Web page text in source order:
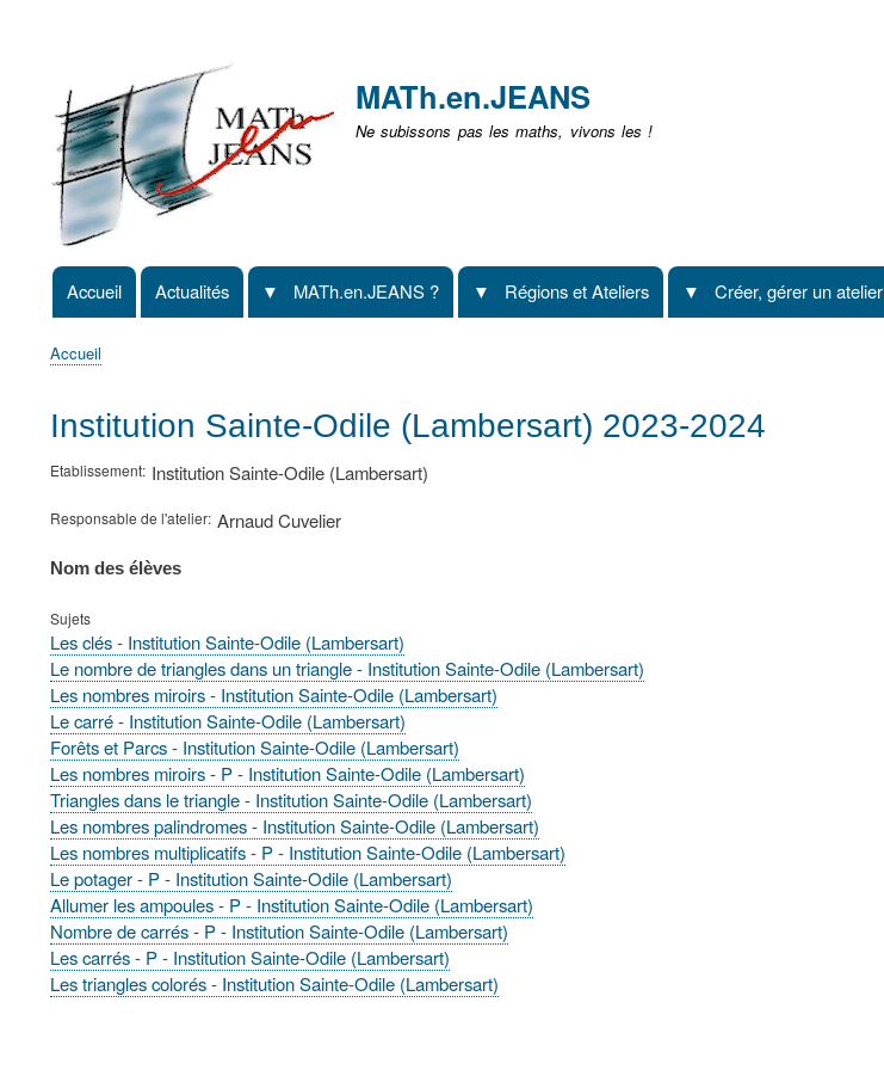
non
identifié
MATh.en.JEANS
Ne subissons pas les maths, vivons les !
Navigation
principale
Accueil Actualités MATh.en.JEANS ? Régions et Ateliers Créer, gérer un atelier
d'Ariane
Accueil
Institution Sainte-Odile (Lambersart) 2023-2024
Etablissement Institution Sainte-Odile (Lambersart)
Responsable de l'atelier Arnaud Cuvelier
Nom des élèves
Sujets
Les clés - Institution Sainte-Odile (Lambersart)
Le nombre de triangles dans un triangle - Institution Sainte-Odile (Lambersart)
Les nombres miroirs - Institution Sainte-Odile (Lambersart)
Le carré - Institution Sainte-Odile (Lambersart)
Forêts et Parcs - Institution Sainte-Odile (Lambersart)
Les nombres miroirs - P - Institution Sainte-Odile (Lambersart)
Triangles dans le triangle - Institution Sainte-Odile (Lambersart)
Les nombres palindromes - Institution Sainte-Odile (Lambersart)
Les nombres multiplicatifs - P - Institution Sainte-Odile (Lambersart)
Le potager - P - Institution Sainte-Odile (Lambersart)
Allumer les ampoules - P - Institution Sainte-Odile (Lambersart)
Nombre de carrés - P - Institution Sainte-Odile (Lambersart)
Les carrés - P - Institution Sainte-Odile (Lambersart)
Les triangles colorés - Institution Sainte-Odile (Lambersart)